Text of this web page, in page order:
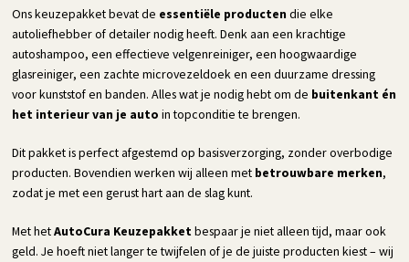
Ons keuzepakket bevat de essentiële producten die elke
autoliefhebber of detailer nodig heeft. Denk aan een krachtige
autoshampoo, een effectieve velgenreiniger, een hoogwaardige
glasreiniger, een zachte microvezeldoek en een duurzame dressing
voor kunststof en banden. Alles wat je nodig hebt om de buitenkant én
het interieur van je auto in topconditie te brengen.
Dit pakket is perfect afgestemd op basisverzorging, zonder overbodige
producten. Bovendien werken wij alleen met betrouwbare merken,
zodat je met een gerust hart aan de slag kunt.
Met hetAutoCura Keuzepakketbespaar je niet alleen tijd, maar ook
geld. Je hoeft niet langer te twijfelen of je de juiste producten kiest – wij